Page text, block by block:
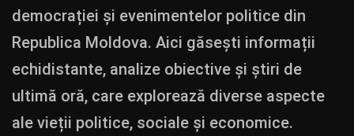
democrației și evenimentelor politice din
Republica Moldova. Aici găsești informații
echidistante, analize obiective și știri de
ultimă oră, care explorează diverse aspecte
ale vieții politice, sociale și economice.